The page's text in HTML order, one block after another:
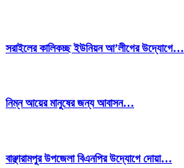
সরাইলের কালিকচ্ছ ইউনিয়ন আ’লীগের উদ্যোগে…
নিম্ন আয়ের মানুষের জন্য আবাসন…
বাঞ্ছারামপুর উপজেলা বিএনপির উদ্যোগে দোয়া…